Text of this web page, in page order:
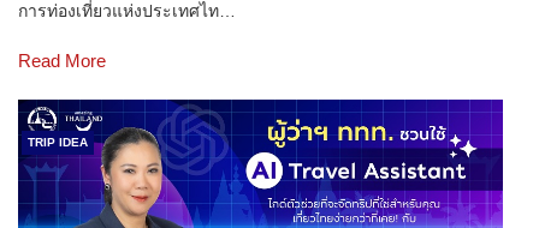
การท่องเที่ยวแห่งประเทศไท…
Read More
TRIP IDEA